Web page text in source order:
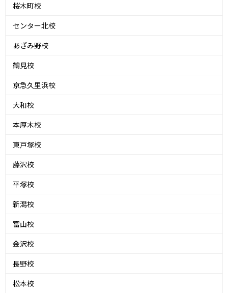
桜木町校
センター北校
あざみ野校
鶴見校
京急久里浜校
大和校
本厚木校
東戸塚校
藤沢校
平塚校
新潟校
富山校
金沢校
長野校
松本校